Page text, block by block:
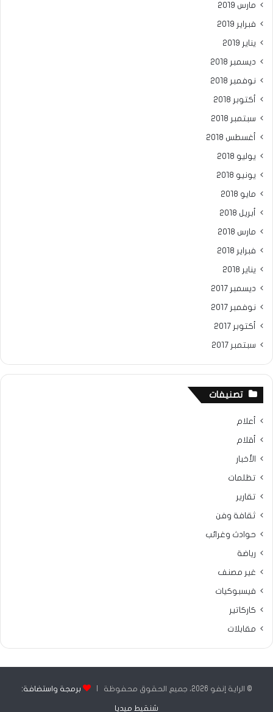
مارس 2019
فبراير 2019
يناير 2019
ديسمبر 2018
نوفمبر 2018
أكتوبر 2018
سبتمبر 2018
أغسطس 2018
يوليو 2018
يونيو 2018
مايو 2018
أبريل 2018
مارس 2018
فبراير 2018
يناير 2018
ديسمبر 2017
نوفمبر 2017
أكتوبر 2017
سبتمبر 2017
تصنيفات
أعلام
أقلام
الأخبار
تظلمات
تقارير
ثقافة وفن
حوادث وغرائب
رياضة
غير مصنف
فيسبوكيات
كاركاتير
مقابلات
© الراية إنفو 2026، جميع الحقوق محفوظة | برمجة واستضافة:
شنقيط ميديا